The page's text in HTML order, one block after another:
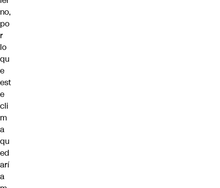
no,
po
r
lo
qu
e
est
e
cli
m
a
qu
ed
arí
a